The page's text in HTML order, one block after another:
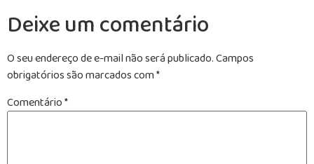
Deixe um comentário
O seu endereço de e-mail não será publicado.Campos
obrigatórios são marcados com*
Comentário*